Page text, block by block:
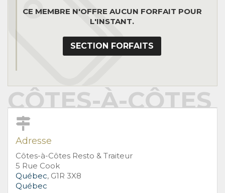
CE MEMBRE N'OFFRE AUCUN FORFAIT POUR
L'INSTANT.
SECTION FORFAITS
CÔTES-À-CÔTES
Adresse
Côtes-à-Côtes Resto & Traiteur
5 Rue Cook
Québec, G1R 3X8
Québec